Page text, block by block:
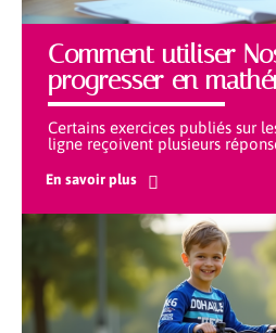
Comment utiliser
progresser en
Certains exercices publiés sur
ligne reçoivent plusieurs
En savoir plus